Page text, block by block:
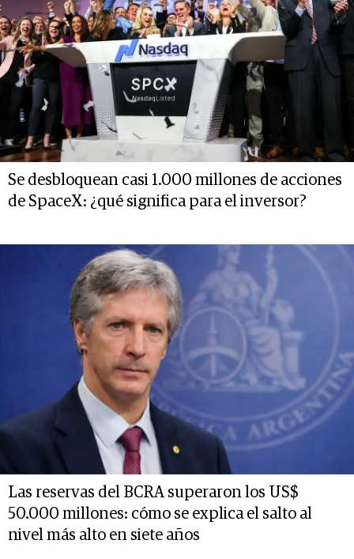
Se desbloquean casi 1.000 millones de acciones
de SpaceX: ¿qué significa para el inversor?
Las reservas del BCRA superaron los US$
50.000 millones: cómo se explica el salto al
nivel más alto en siete años